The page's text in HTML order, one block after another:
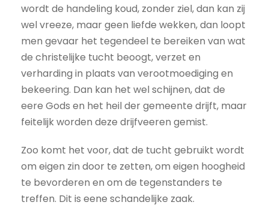
wordt de handeling koud, zonder ziel, dan kan zij
wel vreeze, maar geen liefde wekken, dan loopt
men gevaar het tegendeel te bereiken van wat
de christelijke tucht beoogt, verzet en
verharding in plaats van verootmoediging en
bekeering. Dan kan het wel schijnen, dat de
eere Gods en het heil der gemeente drijft, maar
feitelijk worden deze drijfveeren gemist.
Zoo komt het voor, dat de tucht gebruikt wordt
om eigen zin door te zetten, om eigen hoogheid
te bevorderen en om de tegenstanders te
treffen. Dit is eene schandelijke zaak.